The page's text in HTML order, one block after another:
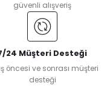
güvenli alışveriş
24 Müşteri Desteği
öncesi ve sonrası müşteri
desteği